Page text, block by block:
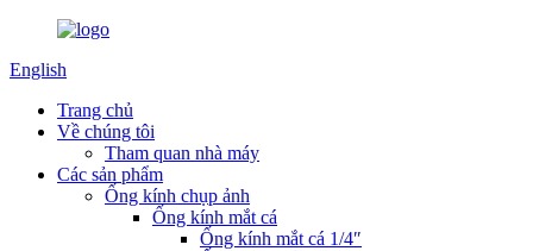
English
Trang chủ
Về chúng tôi
Tham quan nhà máy
Các sản phẩm
Ống kính chụp ảnh
Ống kính mắt cá
Ống kính mắt cá 1/4″